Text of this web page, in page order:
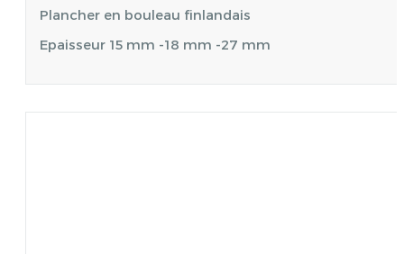
Plancher en bouleau finlandais
Epaisseur 15 mm -18 mm -27 mm